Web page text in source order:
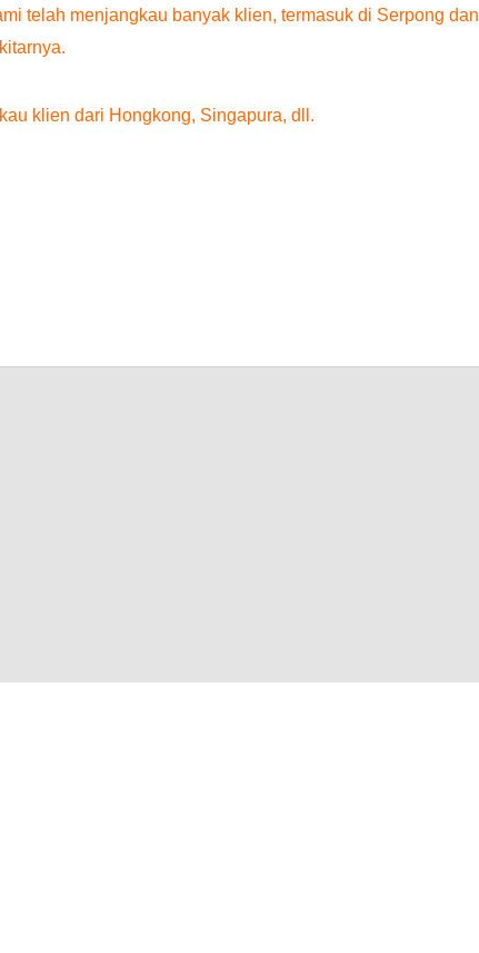
telah menjangkau banyak klien, termasuk di Serpong dan
klien dari Hongkong, Singapura, dll.